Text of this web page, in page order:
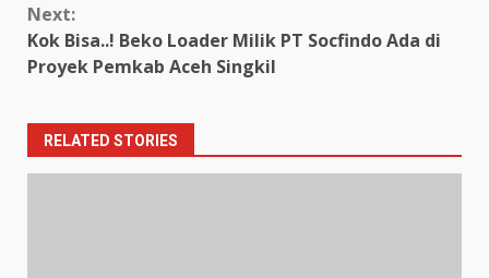
Next:
Kok Bisa..! Beko Loader Milik PT Socfindo Ada di
Proyek Pemkab Aceh Singkil
RELATED STORIES